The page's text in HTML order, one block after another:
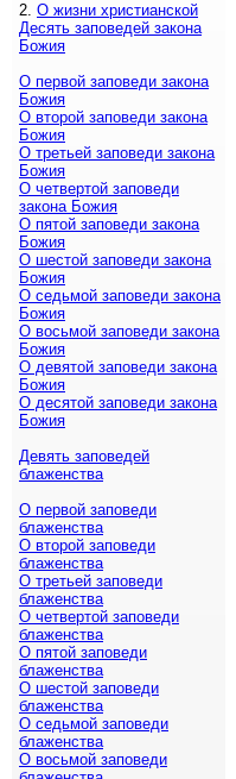
2. О жизни христианской
Десять заповедей закона
Божия
О первой заповеди закона
Божия
О второй заповеди закона
Божия
О третьей заповеди закона
Божия
О четвертой заповеди
закона Божия
О пятой заповеди закона
Божия
О шестой заповеди закона
Божия
О седьмой заповеди закона
Божия
О восьмой заповеди закона
Божия
О девятой заповеди закона
Божия
О десятой заповеди закона
Божия
Девять заповедей
блаженства
О первой заповеди
блаженства
О второй заповеди
блаженства
О третьей заповеди
блаженства
О четвертой заповеди
блаженства
О пятой заповеди
блаженства
О шестой заповеди
блаженства
О седьмой заповеди
блаженства
О восьмой заповеди